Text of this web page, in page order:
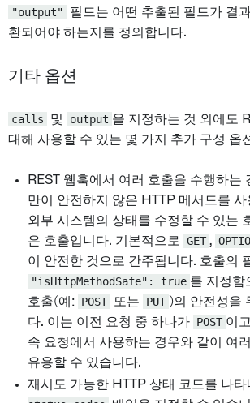
"output"
필드는 어떤 추출된 필드가 결
환되어야 하는지를 정의합니다.
기타 옵션
calls 및 output 을 지정하는 것 외에도
대해 사용할 수 있는 몇 가지 추가 구성 옵
REST 웹훅에서 여러 호출을 수행하는
만이 안전하지 않은 HTTP 메서드를
외부 시스템의 상태를 수정할 수 있는
은 호출입니다. 기본적으로 GET ,
이 안전한 것으로 간주됩니다. 호출의
"isHttpMethodSafe": true 를 지정함
호출(예: POST 또는 PUT )의 안전성을
다. 이는 이전 요청 중 하나가 POST 이
속 요청에서 사용하는 경우와 같이 여
유용할 수 있습니다.
재시도 가능한 HTTP 상태 코드를 나타